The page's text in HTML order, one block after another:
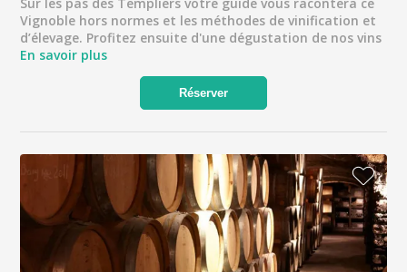
Sur les pas des Templiers votre guide vous racontera ce
Vignoble hors normes et les méthodes de vinification et
d’élevage. Profitez ensuite d'une dégustation de nos vins
En savoir plus
Réserver